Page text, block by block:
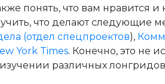
понять, что вам нравится и
что делают следующие
(отдел спецпроектов),
York Times. Конечно, это не
различных